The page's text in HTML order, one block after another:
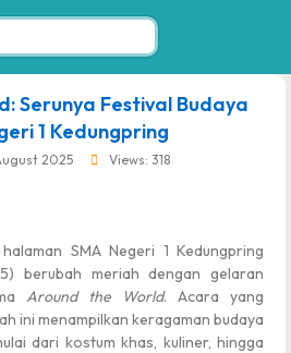
Serunya Festival Budaya
1 Kedungpring
2025 Views: 318
SMA Negeri 1 Kedungpring
berubah meriah dengan gelaran
Around the World. Acara yang
ini menampilkan keragaman budaya
dari kostum khas, kuliner, hingga